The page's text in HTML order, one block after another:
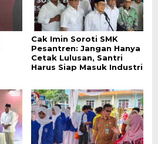
Cak Imin Soroti SMK
Pesantren: Jangan Hanya
Cetak Lulusan, Santri
Harus Siap Masuk Industri